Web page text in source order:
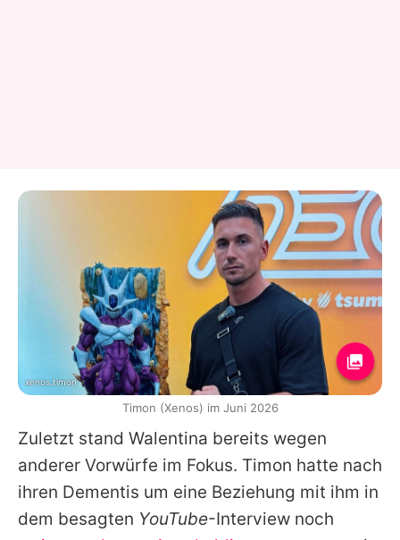
Zuletzt stand Walentina bereits wegen
anderer Vorwürfe im Fokus. Timon hatte nach
ihren Dementis um eine Beziehung mit ihm in
dem besagten YouTube-Interview noch
xenos.timon
Timon (Xenos) im Juni 2026